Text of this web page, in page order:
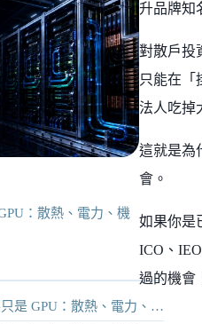
：散熱、電力、機
散熱、電力、機械結構與台股供應鏈
升品牌知
對散戶投
只能在「
法人吃掉
這就是為
會。
如果你是
ICO、
過的機會